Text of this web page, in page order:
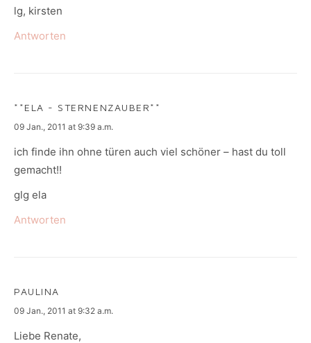
lg, kirsten
Antworten
**ELA - STERNENZAUBER**
says:
09 Jan., 2011 at 9:39 a.m.
ich finde ihn ohne türen auch viel schöner – hast du toll
gemacht!!
glg ela
Antworten
PAULINA
says:
09 Jan., 2011 at 9:32 a.m.
Liebe Renate,